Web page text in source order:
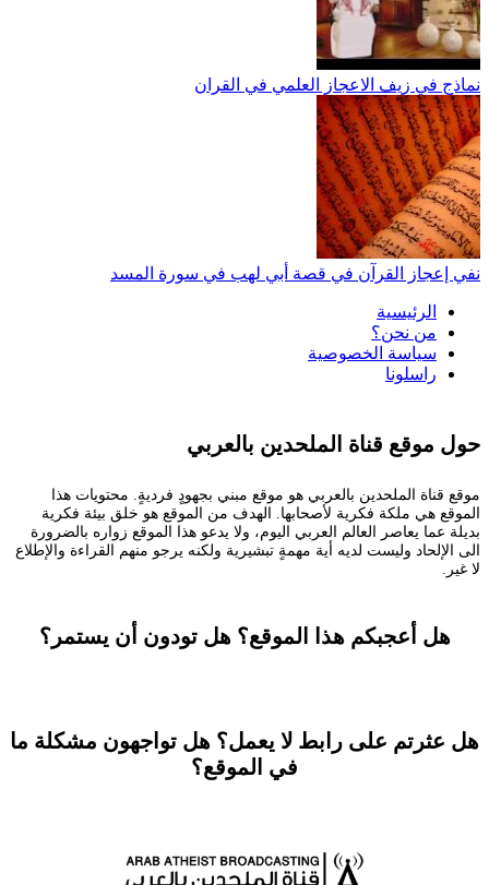
نماذج في زيف الاعجاز العلمي في القران
نفي إعجاز القرآن في قصة أبي لهب في سورة المسد
الرئيسية
من نحن؟
سياسة الخصوصية
راسلونا
حول موقع قناة الملحدين بالعربي
موقع قناة الملحدين بالعربي هو موقع مبني بجهودٍ فرديةٍ. محتويات هذا
الموقع هي ملكة فكرية لأصحابها. الهدف من الموقع هو خلق بيئة فكرية
بديلة عما يعاصر العالم العربي اليوم، ولا يدعو هذا الموقع زواره بالضرورة
الى الإلحاد وليست لديه أية مهمةٍ تبشيرية ولكنه يرجو منهم القراءة والإطلاع
لا غير.
هل أعجبكم هذا الموقع؟ هل تودون أن يستمر؟
هل عثرتم على رابط لا يعمل؟ هل تواجهون مشكلة ما
في الموقع؟